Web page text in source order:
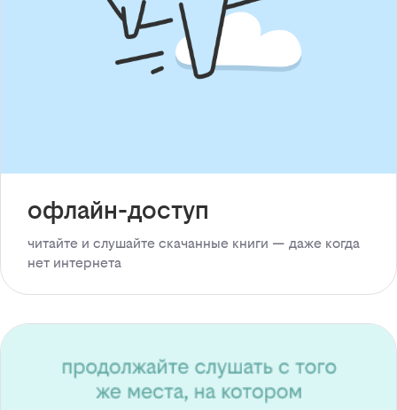
офлайн-доступ
читайте и слушайте скачанные книги — даже когда
нет интернета